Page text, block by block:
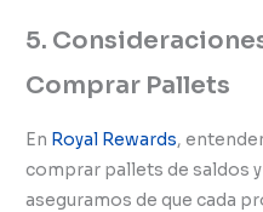
5.
Comprar Pallets
En Royal Rewards,
comprar pallets de saldos
aseguramos de que cada